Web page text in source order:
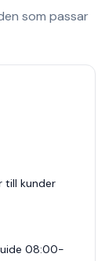
som passar
till kunder
08:00-